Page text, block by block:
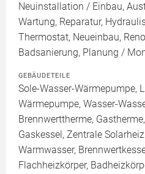
Neuinstallation / Einbau,
Wartung, Reparatur,
Thermostat, Neueinbau,
Badsanierung, Planung /
GEBÄUDETEILE
Sole-Wasser-Wärmepumpe,
Wärmepumpe, Wasser-
Brennwerttherme,
Gaskessel, Zentrale
Warmwasser,
Flachheizkörper,